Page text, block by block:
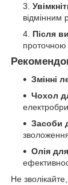
відмінним
Після
проточною
Змінні
Чохол
Засоби
Олія
Не